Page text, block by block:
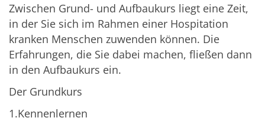
Zwischen Grund- und Aufbaukurs liegt eine Zeit,
in der Sie sich im Rahmen einer Hospitation
kranken Menschen zuwenden können. Die
Erfahrungen, die Sie dabei machen, fließen dann
in den Aufbaukurs ein.
Der Grundkurs
1.Kennenlernen